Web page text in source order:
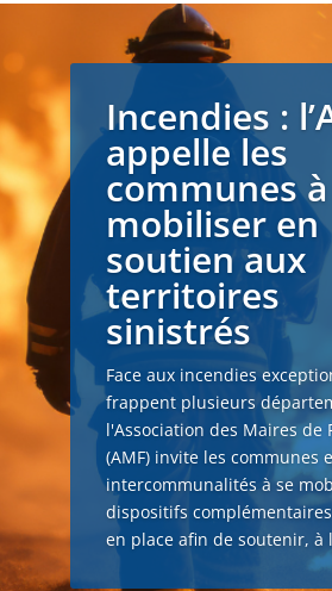
Incendies :
appelle les
communes
mobiliser en
soutien aux
territoires
sinistrés
Face aux incendies
frappent plusieurs
l'Association des Maires de
(AMF) invite les communes
intercommunalités à se
dispositifs
en place afin de soutenir, à